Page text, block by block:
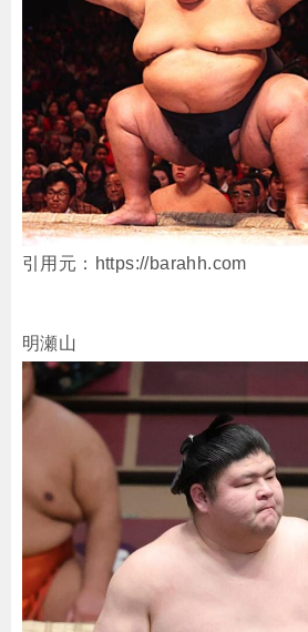
引用元：https://barahh.com
明瀬山